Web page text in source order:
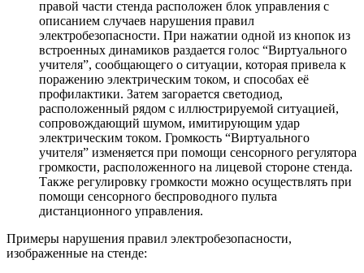
правой части стенда расположен блок управления с
описанием случаев нарушения правил
электробезопасности. При нажатии одной из кнопок из
встроенных динамиков раздается голос “Виртуального
учителя”, сообщающего о ситуации, которая привела к
поражению электрическим током, и способах её
профилактики. Затем загорается светодиод,
расположенный рядом с иллюстрируемой ситуацией,
сопровождающий шумом, имитирующим удар
электрическим током. Громкость “Виртуального
учителя” изменяется при помощи сенсорного регулятора
громкости, расположенного на лицевой стороне стенда.
Также регулировку громкости можно осуществлять при
помощи сенсорного беспроводного пульта
дистанционного управления.
Примеры нарушения правил электробезопасности,
изображенные на стенде: